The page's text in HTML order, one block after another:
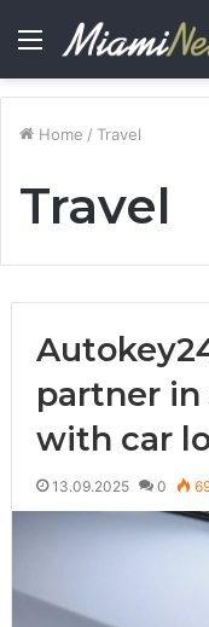
Menu
Home / Travel
Travel
partner
with car
13.09.2025 0